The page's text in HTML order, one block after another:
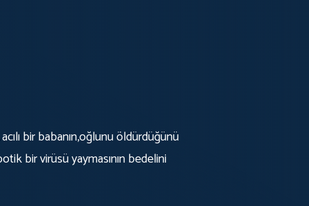
bir babanın,oğlunu öldürdüğünü
bir virüsü yaymasının bedelini